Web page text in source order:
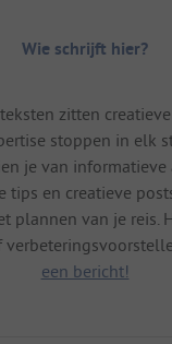
Wie schrijft hier?
zitten
stoppen in elk
je van
tips en creatieve
plannen van je reis.
een bericht!